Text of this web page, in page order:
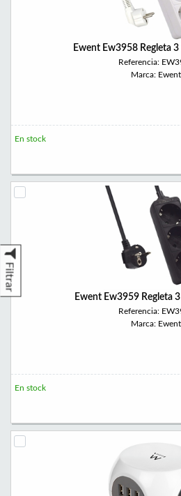
Filtrar
Ewent Ew3958 Regleta
Referencia:
Marca: Ewent
En stock
Ewent Ew3959 Regleta
Referencia:
Marca: Ewent
En stock